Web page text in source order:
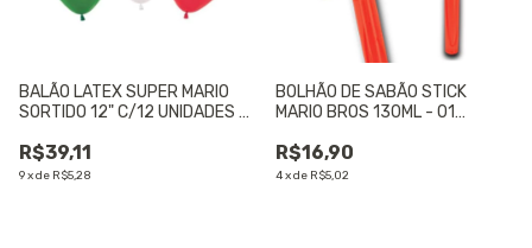
BALÃO LATEX SUPER MARIO
SORTIDO 12" C/12 UNIDADES -
R$39,11
9xde R$5,28
BOLHÃO DE SABÃO STICK
MARIO BROS 130ML - 01
R$16,90
4xde R$5,02